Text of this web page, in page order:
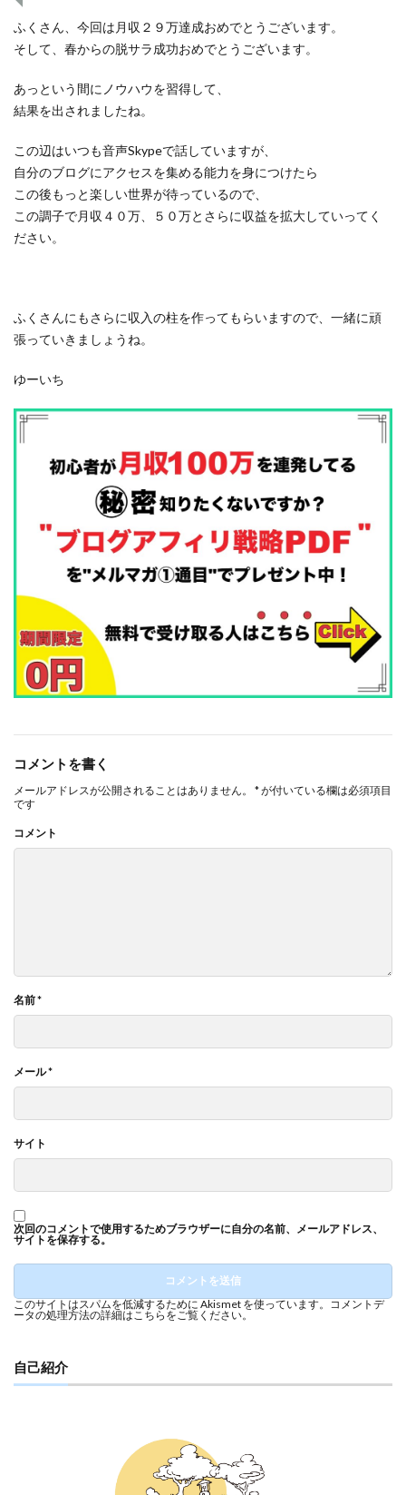
ふくさん、今回は月収２９万達成おめでとうございます。
そして、春からの脱サラ成功おめでとうございます。
あっという間にノウハウを習得して、
結果を出されましたね。
この辺はいつも音声Skypeで話していますが、
自分のブログにアクセスを集める能力を身につけたら
この後もっと楽しい世界が待っているので、
この調子で月収４０万、５０万とさらに収益を拡大していってく
ださい。
ふくさんにもさらに収入の柱を作ってもらいますので、一緒に頑
張っていきましょうね。
ゆーいち
コメントを書く
メールアドレスが公開されることはありません。 *が付いている欄は必須項目
です
コメント
名前*
メール*
サイト
次回のコメントで使用するためブラウザーに自分の名前、メールアドレス、
サイトを保存する。
このサイトはスパムを低減するために Akismet を使っています。 コメントデ
ータの処理方法の詳細はこちらをご覧ください。
自己紹介